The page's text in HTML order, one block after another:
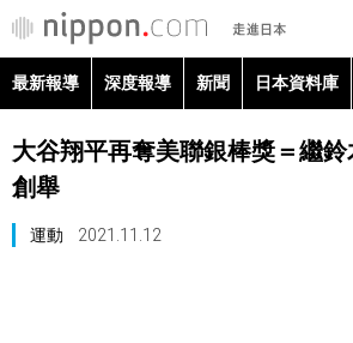
最新報導
最新報導 深度報導 新聞 日本資料庫
大谷翔平再奪美聯銀棒獎＝繼
創舉
運動 2021.11.12